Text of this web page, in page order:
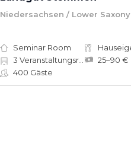
Niedersachsen / Lower Saxony
Seminar Room
3 Veranstaltungsräume
400 Gäste